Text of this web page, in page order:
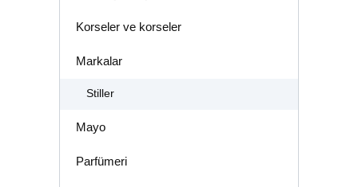
Korseler ve korseler
Markalar
Stiller
Mayo
Parfümeri